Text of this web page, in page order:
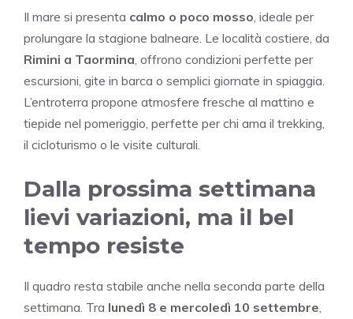
Il mare si presenta calmo o poco mosso , ideale per
prolungare la stagione balneare. Le località costiere, da
Rimini a Taormina , offrono condizioni perfette per
escursioni, gite in barca o semplici giornate in spiaggia.
L’entroterra propone atmosfere fresche al mattino e
tiepide nel pomeriggio, perfette per chi ama il trekking,
il cicloturismo o le visite culturali.
Dalla prossima settimana
lievi variazioni, ma il bel
tempo resiste
Il quadro resta stabile anche nella seconda parte della
settimana. Tra lunedì 8 e mercoledì 10 settembre